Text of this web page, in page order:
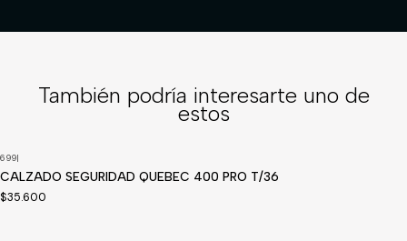
También podría interesarte uno de
estos
699|
CALZADO SEGURIDAD QUEBEC 400 PRO T/36
$35.600